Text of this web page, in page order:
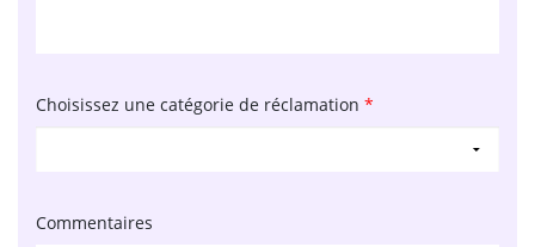
Choisissez une catégorie de réclamation *
Commentaires